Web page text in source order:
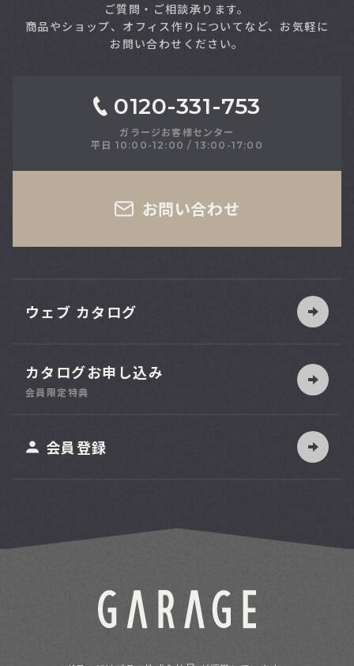
ご質問・ご相談承ります。
商品やショップ、オフィス作りについてなど、お気軽に
お問い合わせください。
0120-331-753
ガラージお客様センター
平日 10:00-12:00 / 13:00-17:00
お問い合わせ
ウェブ カタログ
カタログお申し込み
会員限定特典
会員登録